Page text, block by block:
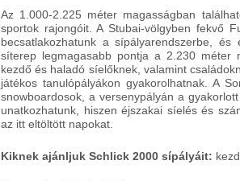
Az 1.000-2.225 méter magasságban
sportok rajongóit. A Stubai-völgyben fekvő
becsatlakozhatunk a sípályarendszerbe,
síterep legmagasabb pontja a 2.230 méter
kezdő és haladó síelőknek, valamint
játékos tanulópályákon gyakorolhatnak. A
snowboardosok, a versenypályán a
unatkozhatunk, hiszen éjszakai síelés és
az itt eltöltött napokat.
Kiknek ajánljuk Schlick 2000 sípályáit: